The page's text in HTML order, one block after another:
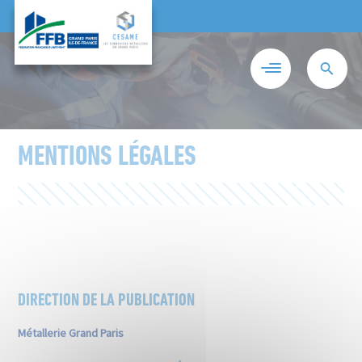
MENTIONS LÉGALES
DIRECTION DE LA PUBLICATION
Métallerie Grand Paris